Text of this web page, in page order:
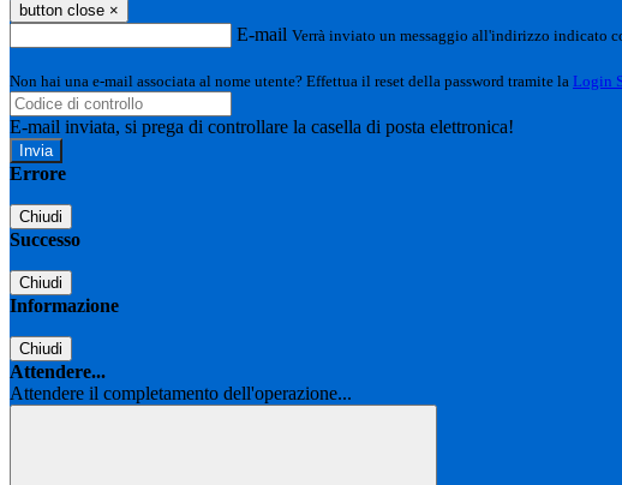
button close ×
E-mail Verrà inviato un messaggio all'indirizzo indicato
Non hai una e-mail associata al nome utente? Effettua il reset della password tramite la Login
E-mail inviata, si prega di controllare la casella di posta elettronica!
Errore
Chiudi
Successo
Chiudi
Informazione
Chiudi
Attendere...
Attendere il completamento dell'operazione...